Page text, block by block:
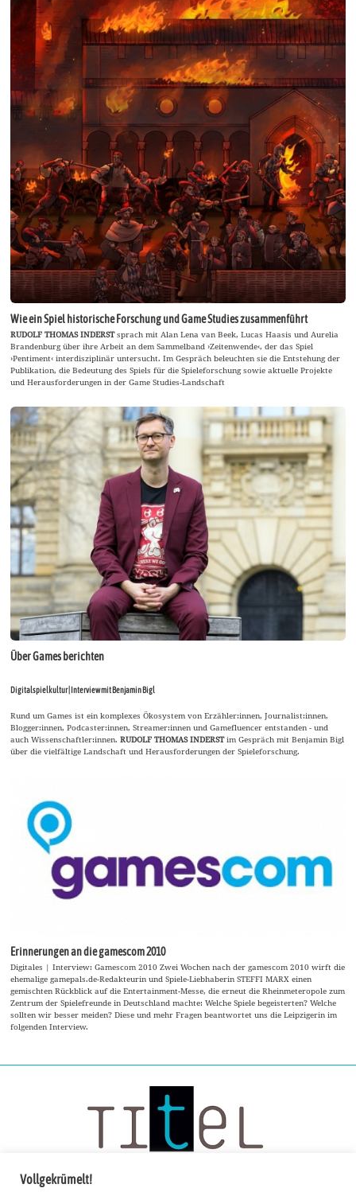
Wie ein Spiel historische Forschung und Game Studies zusammenführt
RUDOLF THOMAS INDERSTsprach mit Alan Lena van Beek, Lucas Haasis und Aurelia
Brandenburg über ihre Arbeit an dem Sammelband ›Zeitenwende‹, der das Spiel
›Pentiment‹ interdisziplinär untersucht. Im Gespräch beleuchten sie die Entstehung der
Publikation, die Bedeutung des Spiels für die Spieleforschung sowie aktuelle Projekte
und Herausforderungen in der Game Studies-Landschaft
Über Games berichten
Digitalspielkultur | Interview mit Benjamin Bigl
Rund um Games ist ein komplexes Ökosystem von Erzähler:innen, Journalist:innen,
Blogger:innen, Podcaster:innen, Streamer:innen und Gamefluencer entstanden - und
auch Wissenschaftler:innen.RUDOLF THOMAS INDERSTim Gespräch mit Benjamin Bigl
über die vielfältige Landschaft und Herausforderungen der Spieleforschung.
Erinnerungen an die gamescom 2010
Digitales | Interview: Gamescom 2010 Zwei Wochen nach der gamescom 2010 wirft die
ehemalige gamepals.de-Redakteurin und Spiele-Liebhaberin STEFFI MARX einen
gemischten Rückblick auf die Entertainment-Messe, die erneut die Rheinmeteropole zum
Zentrum der Spielefreunde in Deutschland machte: Welche Spiele begeisterten? Welche
sollten wir besser meiden? Diese und mehr Fragen beantwortet uns die Leipzigerin im
folgenden Interview.
Vollgekrümelt!